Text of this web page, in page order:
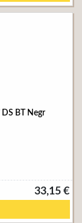
BT Negr
33,15 €